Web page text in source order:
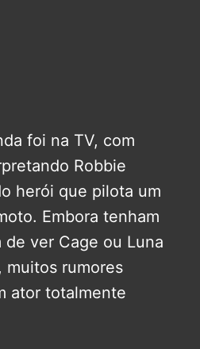
foi na TV, com
Robbie
herói que pilota um
Embora tenham
ver Cage ou Luna
muitos rumores
ator totalmente